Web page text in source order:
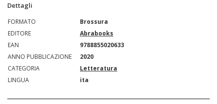
Dettagli
FORMATO
Brossura
EDITORE
Abrabooks
EAN
9788855020633
ANNO PUBBLICAZIONE
2020
CATEGORIA
Letteratura
LINGUA
ita